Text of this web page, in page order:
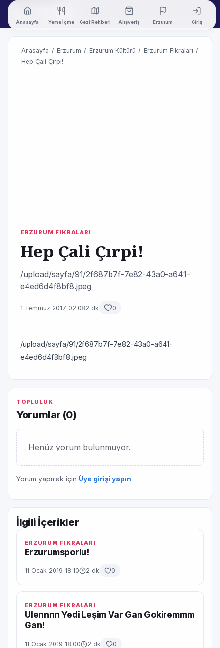
Anasayfa Yeme İçme Gezi Rehberi Alışveriş Erzurum Giriş
Anasayfa / Erzurum / Erzurum Kültürü / Erzurum Fıkraları /
Hep Çali Çırpi!
ERZURUM FIKRALARI
Hep Çali Çırpi!
/upload/sayfa/91/2f687b7f-7e82-43a0-a641-
e4ed6d4f8bf8.jpeg
1 Temmuz 2017 02:082 dk 0
/upload/sayfa/91/2f687b7f-7e82-43a0-a641-
e4ed6d4f8bf8.jpeg
TOPLULUK
Yorumlar (0)
Henüz yorum bulunmuyor.
Yorum yapmak için Üye girişi yapın.
İlgili İçerikler
ERZURUM FIKRALARI
Erzurumsporlu!
11 Ocak 2019 18:10 2 dk 0
ERZURUM FIKRALARI
Ulennnn Yedi Leşim Var Gan Gokiremmm
Gan!
11 Ocak 2019 18:00 2 dk 0